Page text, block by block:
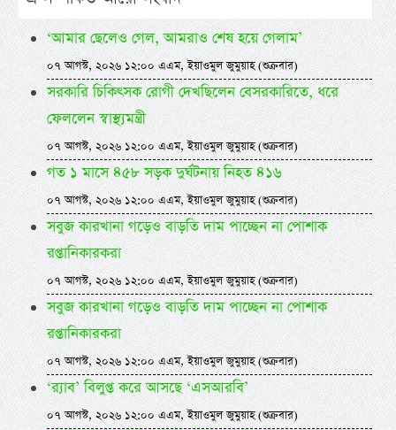
‘আমার ছেলেও গেল, আমরাও শেষ হয়ে গেলাম’
০৭ আগস্ট, ২০২৬ ১২:০০ এএম, ইয়াওমুল জুমুয়াহ (শুক্রবার)
সরকারি চিকিৎসক রোগী দেখছিলেন বেসরকারিতে, ধরে
ফেললেন স্বাস্থ্যমন্ত্রী
০৭ আগস্ট, ২০২৬ ১২:০০ এএম, ইয়াওমুল জুমুয়াহ (শুক্রবার)
গত ১ মাসে ৪৫৮ সড়ক দুর্ঘটনায় নিহত ৪১৬
০৭ আগস্ট, ২০২৬ ১২:০০ এএম, ইয়াওমুল জুমুয়াহ (শুক্রবার)
সবুজ কারখানা গড়েও বাড়তি দাম পাচ্ছেন না পোশাক
রপ্তানিকারকরা
০৭ আগস্ট, ২০২৬ ১২:০০ এএম, ইয়াওমুল জুমুয়াহ (শুক্রবার)
সবুজ কারখানা গড়েও বাড়তি দাম পাচ্ছেন না পোশাক
রপ্তানিকারকরা
০৭ আগস্ট, ২০২৬ ১২:০০ এএম, ইয়াওমুল জুমুয়াহ (শুক্রবার)
‘র‍্যাব’ বিলুপ্ত করে আসছে ‘এসআরবি’
০৭ আগস্ট, ২০২৬ ১২:০০ এএম, ইয়াওমুল জুমুয়াহ (শুক্রবার)